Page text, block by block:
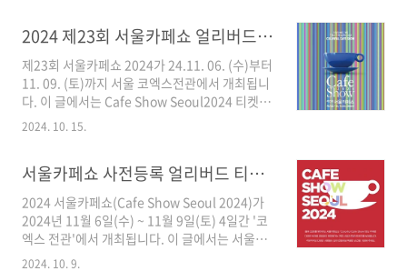
게 유익한 정보와 네트워킹의 장을 제공하는 중
요한 행사로 자리매김하고 있습니다. 다양한 커
피 관련 ..
페이지 GO! 2024 서울카페쇼2024 서울카페쇼
는 2002년 아시아 최초의 커피 전문 전시회로 시
작하여 매년 11월에 개최되는 아시아 최대 규모
의 커피 및 카페 산업 전문 전시회입니다.서울카
페쇼는 글로벌 커피 산업과 식음료 문화 활성화
를 위한 세계 최대 규모의 비즈니스 플랫폼으로
서울카페쇼는 커피뿐만 아니라 차, 디저트, 아이
스크림, 원부재료, 인테리어, 머신, 서..
2024 제23회 서울카페쇼 얼리버드 티켓예매 코엑스 Cafe Show Seoul 기본정보
제23회 서울카페쇼 2024가 24.11. 06. (수)부터
11. 09. (토)까지 서울 코엑스전관에서 개최됩니
다. 이 글에서는 Cafe Show Seoul2024 티켓 사
전등록, 장소(코엑스), 개요 등 기본정보에 대해
카페쇼2024는 커피업계 태동기부터 대한민국
커피업계와 함께 성장해 온 카페쇼이며, 글로벌
커피산업과 식음료 문화 활성화를 위해 매년 11
월에 개최되는 세계 최대 규모의 플랫폼입니
다.2024 서울카페쇼 참가업체는 35개국 675개
사 3,750 브랜드가 참가합니다. COLORFUL
2024. 10. 15.
서울카페쇼 사전등록 얼리버드 티켓 할인 월드커피리더스포럼 사전예약 Cafe Show Seoul 2024
2024 서울카페쇼(Cafe Show Seoul 2024)가
2024년 11월 6일(수) ~ 11월 9일(토) 4일간 '코
엑스 전관'에서 개최됩니다. 이 글에서는 서울카
페쇼 3차 얼리버드 티켓할인 사전등록과 서울카
2024. 10. 9.